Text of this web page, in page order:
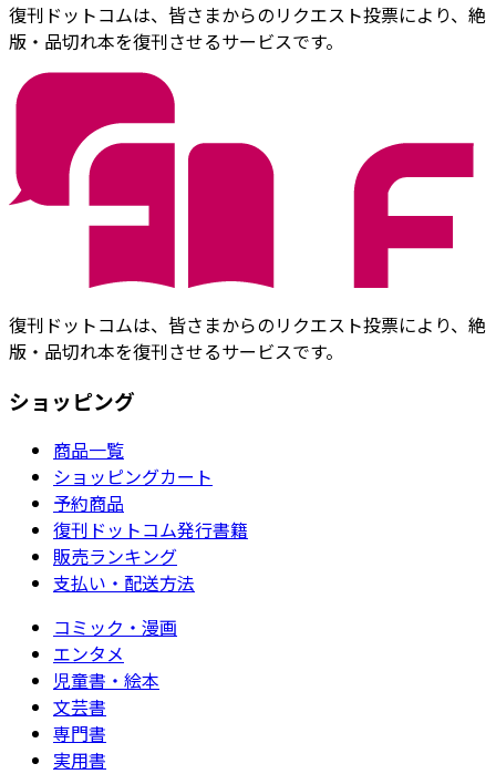
復刊ドットコムは、皆さまからのリクエスト投票により、絶
版・品切れ本を復刊させるサービスです。
復刊ドットコムは、皆さまからのリクエスト投票により、絶
版・品切れ本を復刊させるサービスです。
ショッピング
商品一覧
ショッピングカート
予約商品
復刊ドットコム発行書籍
販売ランキング
支払い・配送方法
コミック・漫画
エンタメ
児童書・絵本
文芸書
専門書
実用書